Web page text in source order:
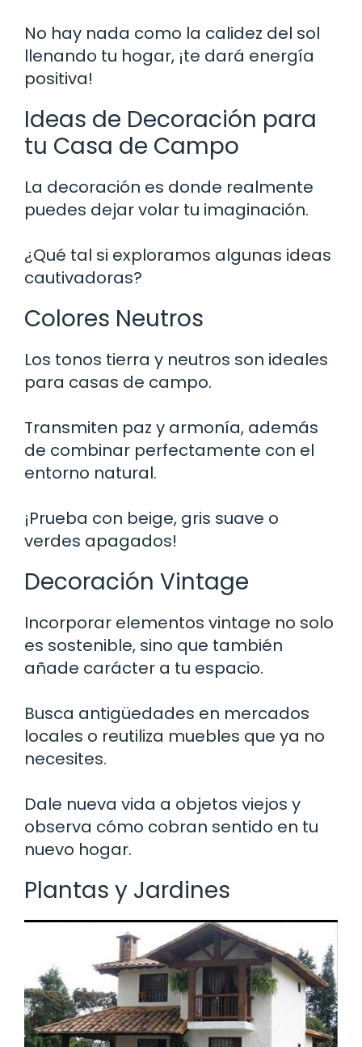
No hay nada como la calidez del sol
llenando tu hogar, ¡te dará energía
positiva!
Ideas de Decoración para
tu Casa de Campo
La decoración es donde realmente
puedes dejar volar tu imaginación.
¿Qué tal si exploramos algunas ideas
cautivadoras?
Colores Neutros
Los tonos tierra y neutros son ideales
para casas de campo.
Transmiten paz y armonía, además
de combinar perfectamente con el
entorno natural.
¡Prueba con beige, gris suave o
verdes apagados!
Decoración Vintage
Incorporar elementos vintage no solo
es sostenible, sino que también
añade carácter a tu espacio.
Busca antigüedades en mercados
locales o reutiliza muebles que ya no
necesites.
Dale nueva vida a objetos viejos y
observa cómo cobran sentido en tu
nuevo hogar.
Plantas y Jardines